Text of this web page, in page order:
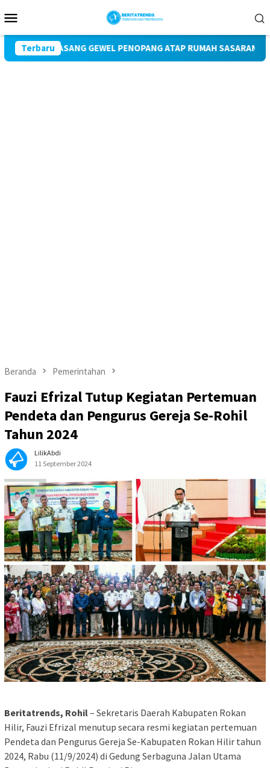
ke
Mobile
Terbaru
PASANG GEWEL PENOPANG ATAP RUMAH SASARAN REHAB
Beranda Pemerintahan
Fauzi Efrizal Tutup Kegiatan Pertemuan
Pendeta dan Pengurus Gereja Se-Rohil
Tahun 2024
LilikAbdi
11 September 2024
Beritatrends, Rohil– Sekretaris Daerah Kabupaten Rokan
Hilir, Fauzi Efrizal menutup secara resmi kegiatan pertemuan
Pendeta dan Pengurus Gereja Se-Kabupaten Rokan Hilir tahun
2024, Rabu (11/9/2024) di Gedung Serbaguna Jalan Utama